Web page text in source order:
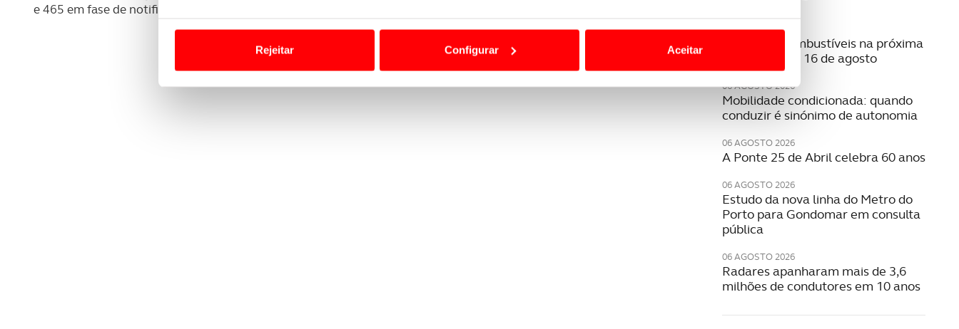
Usamos cookies para melhorar a sua experiência digital, personalizar conteúdos e anúncios, para lhe proporcionar
funcionalidades de redes sociais, bem como para analisar dados de navegação no nosso website.
Adicionalmente partilhamos informação, relativa à sua utilização do nosso site de publicidade e de análise, com parceiros
Realçamos que o bloqueio de certo tipo de Cookies e tecnologias similares pode ter impacto na sua experiência de
Rejeitar Configurar Aceitar
e 465 em fase de notificação.
07 AGOSTO 2026
Preço dos combustíveis na próxima
semana | 10 a 16 de agosto
06 AGOSTO 2026
Mobilidade condicionada: quando
conduzir é sinónimo de autonomia
06 AGOSTO 2026
A Ponte 25 de Abril celebra 60 anos
06 AGOSTO 2026
Estudo da nova linha do Metro do
Porto para Gondomar em consulta
pública
06 AGOSTO 2026
Radares apanharam mais de 3,6
milhões de condutores em 10 anos